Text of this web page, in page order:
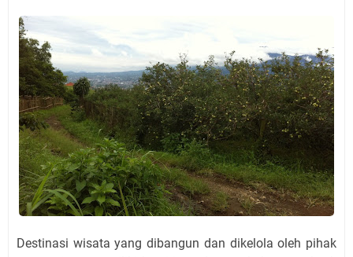
Destinasi wisata yang dibangun dan dikelola oleh pihak